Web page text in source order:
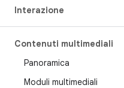
Interazione
Contenuti multimediali
Panoramica
Moduli multimediali